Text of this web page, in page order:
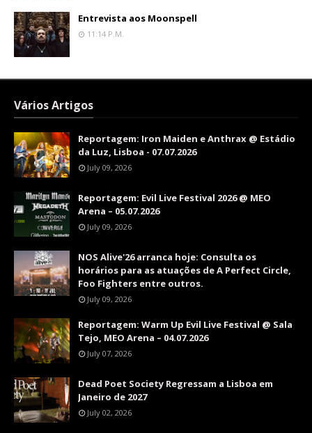
Entrevista aos Moonspell
11:14 P.m.
Vários Artigos
Reportagem: Iron Maiden e Anthrax @ Estádio
da Luz, Lisboa - 07.07.2026
July 09, 2026
Reportagem: Evil Live Festival 2026 @ MEO
Arena – 05.07.2026
July 09, 2026
NOS Alive'26 arranca hoje: Consulta os
horários para as atuações de A Perfect Circle,
Foo Fighters entre outros.
July 09, 2026
Reportagem: Warm Up Evil Live Festival @ Sala
Tejo, MEO Arena – 04.07.2026
July 07, 2026
Dead Poet Society Regressam a Lisboa em
Janeiro de 2027
July 02, 2026